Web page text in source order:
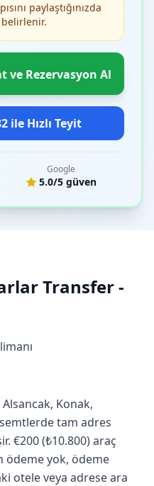
paylaştığınızda
ve Rezervasyon Al
ile Hızlı Teyit
Google
5.0/5 güven
Transfer -
Alsancak, Konak,
tam adres
€200 (₺10.800) araç
ödeme yok, ödeme
otele veya adrese ara